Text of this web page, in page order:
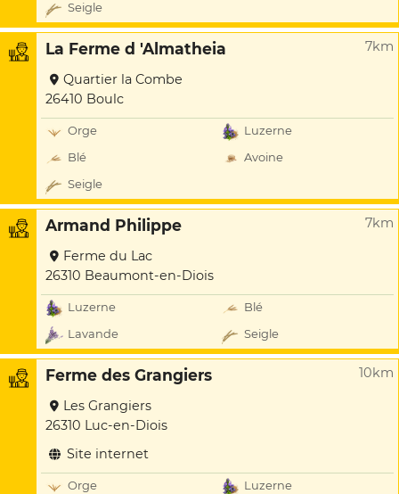
Seigle
La Ferme d 'Almatheia 7km
Quartier la Combe
26410 Boulc
Orge
Luzerne
Blé
Avoine
Seigle
Armand Philippe 7km
Ferme du Lac
26310 Beaumont-en-Diois
Luzerne
Blé
Lavande
Seigle
Ferme des Grangiers 10km
Les Grangiers
26310 Luc-en-Diois
Site internet
Orge
Luzerne